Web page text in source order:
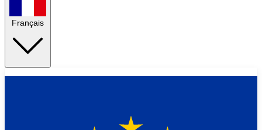
Français